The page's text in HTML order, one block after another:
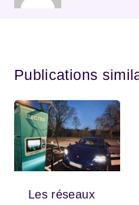
Publications
Les réseaux